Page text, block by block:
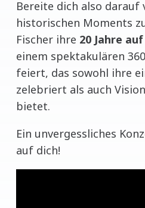
Bereite dich also darauf
historischen Moments
Fischer ihre 20 Jahre
einem spektakulären
feiert, das sowohl ihre
zelebriert als auch
bietet.
Ein unvergessliches
auf dich!